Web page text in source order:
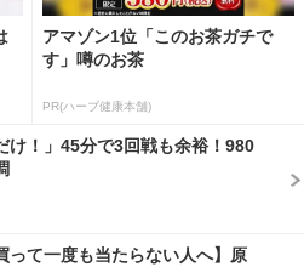
アマゾン1位「このお茶ガチで
す」噂のお茶
PR(ハーブ健康本舗)
け！」45分で3回戦も余裕！980
って一度も当たらない人へ】原